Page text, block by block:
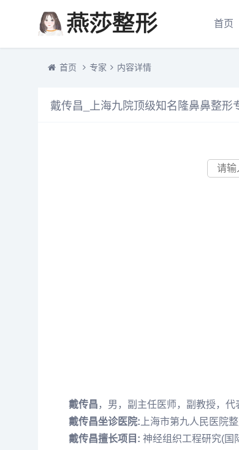
首页
首页 专家 内容详情
戴传昌_上海九院顶级知名隆鼻鼻整形
戴传昌 ，男，副主任医师，副教授，
戴传昌坐诊医院: 上海市第九人民医院整
戴传昌擅长项目: 神经组织工程研究(国